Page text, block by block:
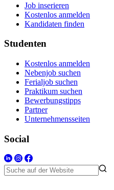
Job inserieren
Kostenlos anmelden
Kandidaten finden
Studenten
Kostenlos anmelden
Nebenjob suchen
Ferialjob suchen
Praktikum suchen
Bewerbungstipps
Partner
Unternehmensseiten
Social